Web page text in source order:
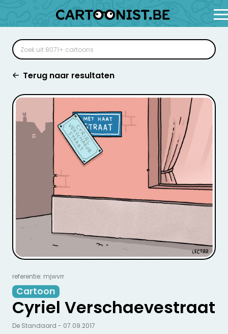
Terug naar resultaten
referentie: mjwvrr
Cartoon
Cyriel Verschaevestraat
De Standaard - 07.09.2017